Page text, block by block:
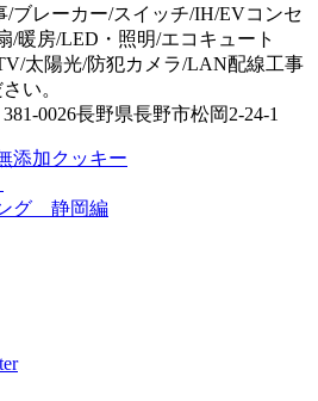
/ブレーカー/スイッチ/IH/EVコンセ
/暖房/LED・照明/エコキュート
太陽光/防犯カメラ/LAN配線工事
い。
0026長野県長野市松岡2-24-1
添加クッキー
グ 静岡編